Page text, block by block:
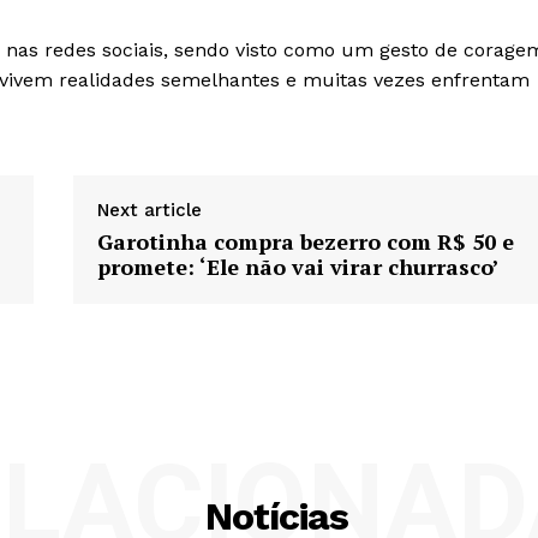
redes sociais, sendo visto como um gesto de
realidades semelhantes e muitas vezes enfrentam
Next article
Garotinha compra bezerro com R$ 50 e
promete: ‘Ele não vai virar churrasco’
Notícias